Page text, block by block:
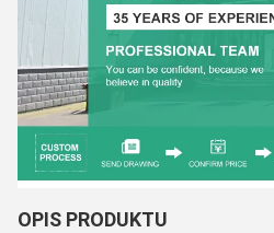
OPIS PRODUKTU